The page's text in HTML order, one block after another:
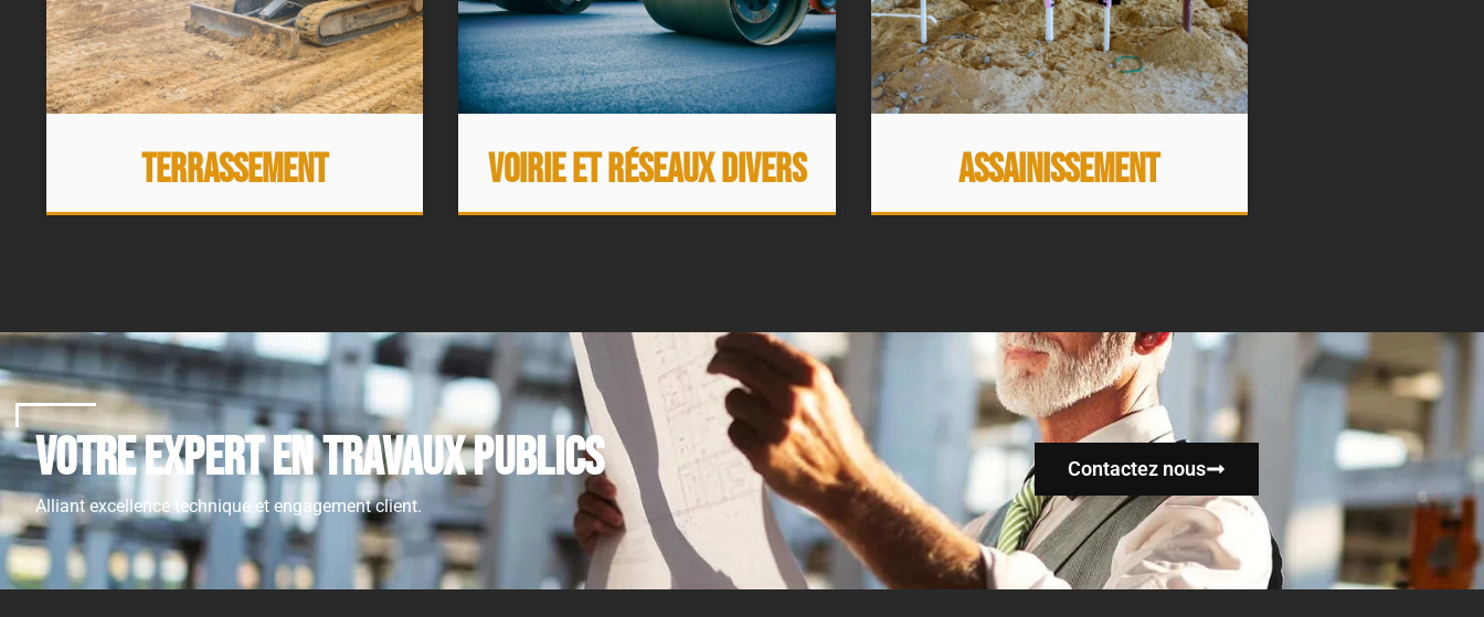
Terrassement Voirie et Réseaux divers Assainissement
Votre Expert en travaux publics
Alliant excellence technique et engagement client.
Contactez nous